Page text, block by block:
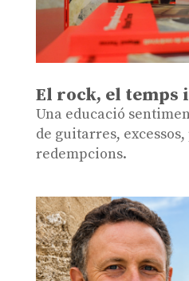
El rock, el temps
Una educació
de guitarres,
redempcions.